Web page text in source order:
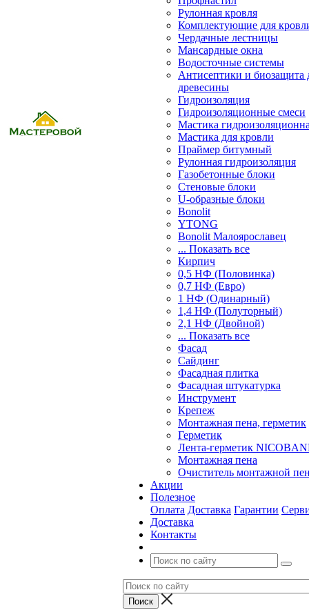
Рулонная кровля
Комплектующие для
Чердачные лестницы
Мансардные окна
Водосточные системы
Антисептики и биозащита
древесины
Гидроизоляция
Гидроизоляционные смеси
Мастика
Мастика для кровли
Праймер битумный
Рулонная гидроизоляция
Газобетонные блоки
Стеновые блоки
U-образные блоки
Bonolit
YTONG
Bonolit Малоярославец
... Показать все
Кирпич
0,5 НФ (Половинка)
0,7 НФ (Евро)
1 НФ (Одинарный)
1,4 НФ (Полуторный)
2,1 НФ (Двойной)
... Показать все
Фасад
Сайдинг
Фасадная плитка
Фасадная штукатурка
Инструмент
Крепеж
Монтажная пена, герметик
Герметик
Лента-герметик
Монтажная пена
Очиститель монтажной
Акции
Полезное
Оплата Доставка Гарантии
Доставка
Контакты